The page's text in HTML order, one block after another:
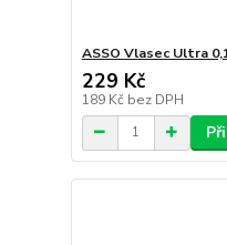
ASSO Vlasec Ultra
229 Kč
189 Kč bez DPH